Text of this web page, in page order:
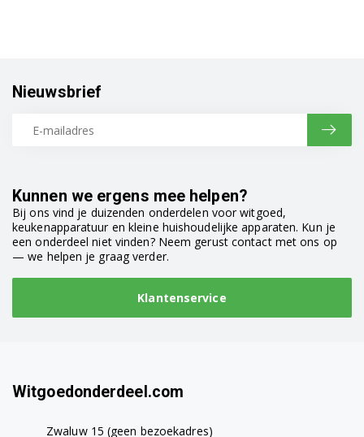
Bosch TCA7151DE/94
Bosch TCA7159DE/04
Bosch TCA7159DE/94
Bosch TCA7321RW/94
Kunnen we ergens mee helpen?
Bij ons vind je duizenden onderdelen voor witgoed,
keukenapparatuur en kleine huishoudelijke apparaten. Kun je
een onderdeel niet vinden? Neem gerust contact met ons op
— we helpen je graag verder.
Klantenservice
Nieuwsbrief
Witgoedonderdeel.com
Zwaluw 15 (geen bezoekadres)